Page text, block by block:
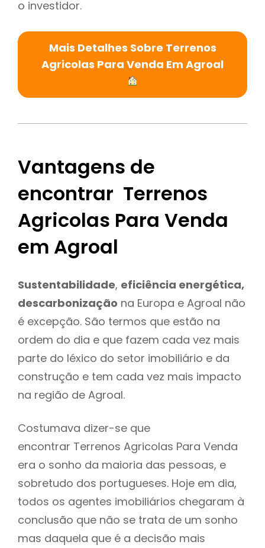
o investidor.
Mais Detalhes Sobre Terrenos
Agricolas Para Venda Em Agroal
Vantagens de
encontrar Terrenos
Agricolas Para Venda
em Agroal
Sustentabilidade, eficiência energética,
descarbonização na Europa e Agroal não
é excepção. São termos que estão na
ordem do dia e que fazem cada vez mais
parte do léxico do setor imobiliário e da
construção e tem cada vez mais impacto
na região de Agroal.
Costumava dizer-se que
encontrar Terrenos Agricolas Para Venda
era o sonho da maioria das pessoas, e
sobretudo dos portugueses. Hoje em dia,
todos os agentes imobiliários chegaram à
conclusão que não se trata de um sonho
mas daquela que é a decisão mais